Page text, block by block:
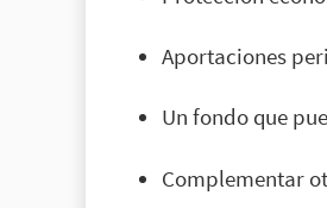
Aportaciones
Un fondo que
Complementar